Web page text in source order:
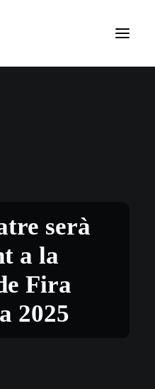
serà
a la
Fira
2025